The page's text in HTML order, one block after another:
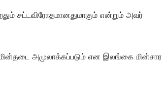
சட்டவிரோதமானதுமாகும் என்றும் அவர்
மின்தடை அமுலாக்கப்படும் என இலங்கை மின்சார